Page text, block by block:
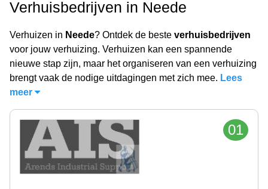
Verhuisbedrijven in Neede
Verhuizen in Neede? Ontdek de beste verhuisbedrijven
voor jouw verhuizing. Verhuizen kan een spannende
nieuwe stap zijn, maar het organiseren van een verhuizing
brengt vaak de nodige uitdagingen met zich mee. Lees
meer
01